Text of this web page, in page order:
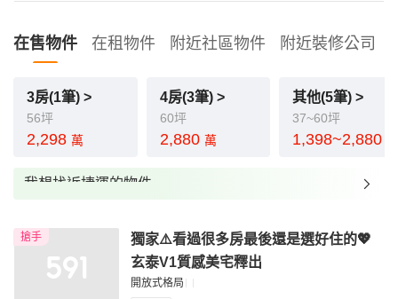
在售物件 在租物件 附近社區物件 附近裝修公司
3房(1筆) >
56坪
2,298 萬
4房(3筆) >
60坪
2,880 萬
其他(5筆) >
37~60坪
1,398~2,880
我想找近捷運的物件
我想找配備瓦斯爐的物件
我想找廁所開窗的物件
搶手
獨家⚠️看過很多房最後還是選好住的💖
玄泰V1質感美宅釋出
開放式格局